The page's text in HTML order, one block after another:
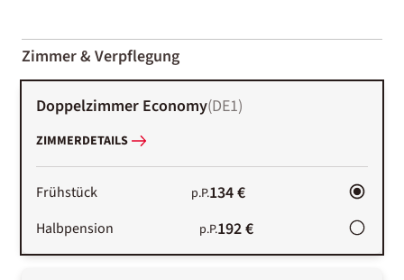
01-02
Zimmer & Verpflegung
Doppelzimmer Economy(DE1)
ZIMMERDETAILS
Frühstück p.P.134 €
Halbpension p.P.192 €